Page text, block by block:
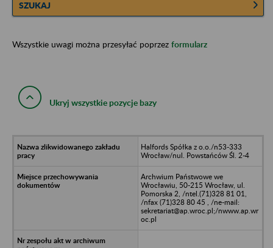
SZUKAJ
Wszystkie uwagi można przesyłać poprzez formularz
Ukryj wszystkie pozycje bazy
Halfords Spółka z o.o./n53-333
Wrocław/nul. Powstańców Śl. 2-4
Archwium Państwowe we
Wrocławiu, 50-215 Wrocław, ul.
Pomorska 2, /ntel.(71)328 81 01,
/nfax (71)328 80 45 , /ne-mail:
sekretariat@ap.wroc.pl;/nwww.ap.wr
oc.pl